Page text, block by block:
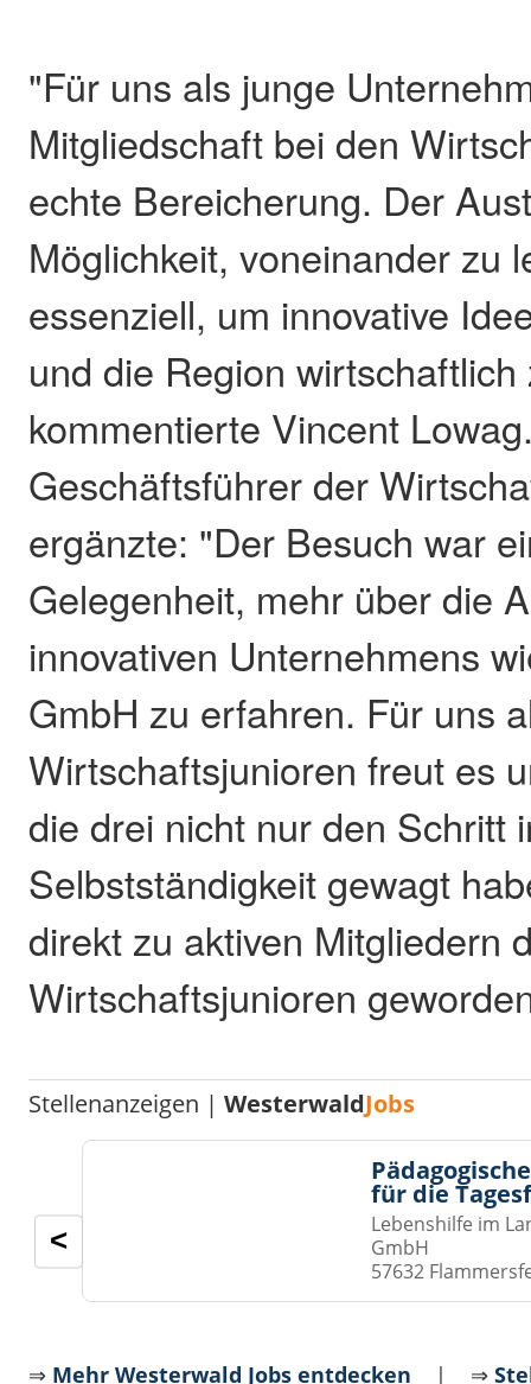
"Für uns als junge
Mitgliedschaft bei den
echte Bereicherung. Der
Möglichkeit, voneinander zu
essenziell, um innovative
und die Region
kommentierte Vincent
Geschäftsführer der
ergänzte: "Der Besuch war
Gelegenheit, mehr über die
innovativen Unternehmens
GmbH zu erfahren. Für uns
Wirtschaftsjunioren freut es
die drei nicht nur den Schritt
Selbstständigkeit gewagt
direkt zu aktiven Mitgliedern
Wirtschaftsjunioren
Stellenanzeigen |WesterwaldJobs
für die
Lebenshilfe im
GmbH
57632
<
⇒ Mehr Westerwald Jobs entdecken | ⇒